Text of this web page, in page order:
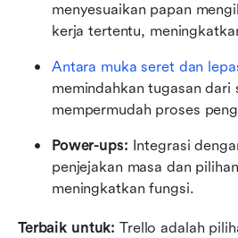
menyesuaikan papan
kerja tertentu,
Antara muka seret dan
memindahkan tugasan dari
mempermudah proses
Power-ups: Integrasi
penjejakan masa dan
meningkatkan fungsi.
Terbaik untuk: Trello adalah